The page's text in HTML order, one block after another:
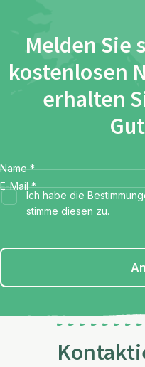
Melden Sie
kostenlosen
erhalten
Name *
E-Mail *
Ich habe die
stimme diesen zu.